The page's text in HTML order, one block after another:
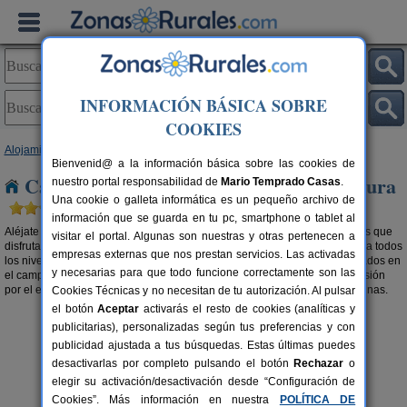
Alojamientos
Casas rurales en el campo en Extremadura
Aléjate de la la polución y del mundanal ruido y relájate con los beneficios que
disfrutar de una
te proporciona a todos
los niveles. Desconecta del día a día y opta por alojamientos rurales aislados en
el campo ocasas rurales en la montaña en Extremaduray haz una excursión
por el entorno. El aire puro tiene muchos más beneficios de los que imaginas.
INFORMACIÓN BÁSICA SOBRE
COOKIES
Bienvenid@ a la información básica sobre las cookies de
nuestro portal responsabilidad de Mario Temprado Casas.
Una cookie o galleta informática es un pequeño archivo de
información que se guarda en tu pc, smartphone o tablet al
visitar el portal. Algunas son nuestras y otras pertenecen a
empresas externas que nos prestan servicios. Las activadas
y necesarias para que todo funcione correctamente son las
Cookies Técnicas y no necesitan de tu autorización. Al pulsar
el botónAceptar activarás el resto de cookies (analíticas y
publicitarias), personalizadas según tus preferencias y con
publicidad ajustada a tus búsquedas. Estas últimas puedes
desactivarlas por completo pulsando el botón Rechazar o
elegir su activación/desactivación desde “Configuración de
Cookies”. Más información en nuestra
POLÍTICA DE